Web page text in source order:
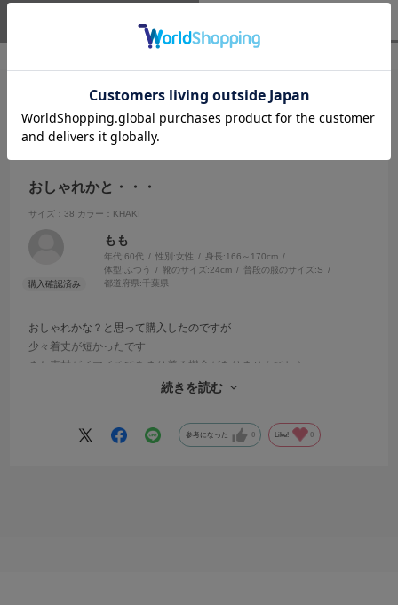
（1）
絞り込み 表示：新しい順
おしゃれかと・・・
サイズ：38 カラー：KHAKI
もも
年代:60代 性別:女性 身長:166～170cm
体型: ふつう 靴のサイズ:24cm 普段の服のサイズ:S
都道府県:千葉県
おしゃれかな？と思って購入したのですが
少々着丈が短かったです
また素材がイマイチであまり着る機会がありませんでした
もう少し光沢のある素材で落ち感がある方が良いと思います
続きを読む
参考になった 0 Like! 0